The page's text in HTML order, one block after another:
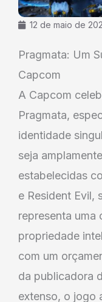
12 de maio de
Pragmata: Um
Capcom
A Capcom
Pragmata,
identidade
seja
estabelecidas
e Resident Evil,
representa uma
propriedade
com um
da publicadora
extenso, o jogo